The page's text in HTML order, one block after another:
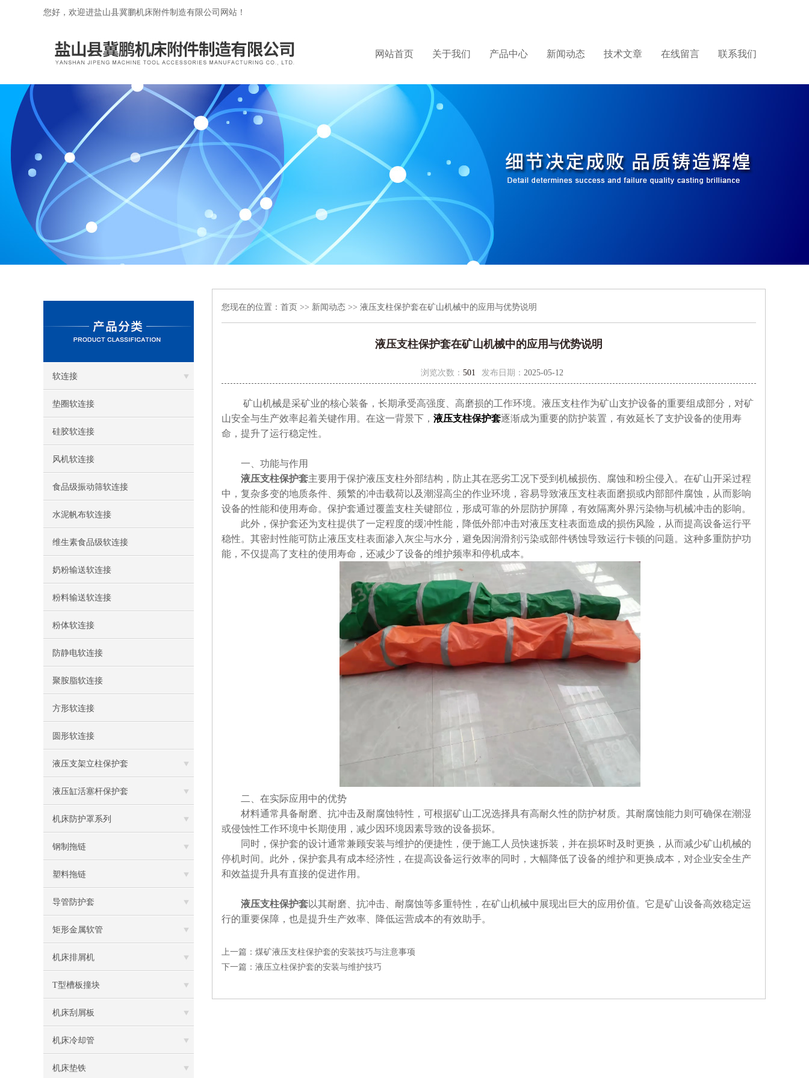
您好，欢迎进盐山县冀鹏机床附件制造有限公司网站！
网站首页 关于我们 产品中心 新闻动态 技术文章 在线留言 联系我们
软连接
垫圈软连接
硅胶软连接
风机软连接
食品级振动筛软连接
水泥帆布软连接
维生素食品级软连接
奶粉输送软连接
粉料输送软连接
粉体软连接
防静电软连接
聚胺脂软连接
方形软连接
圆形软连接
液压支架立柱保护套
液压缸活塞杆保护套
机床防护罩系列
钢制拖链
塑料拖链
导管防护套
矩形金属软管
机床排屑机
T型槽板撞块
机床刮屑板
机床冷却管
机床垫铁
您现在的位置： 首页 >> 新闻动态 >> 液压支柱保护套在矿山机械中的应用与优势说明
液压支柱保护套在矿山机械中的应用与优势说明
浏览次数： 501 发布日期： 2025-05-12
矿山机械是采矿业的核心装备，长期承受高强度、高磨损的工作环境。液压支柱作为矿山支护设备的重要组成部分，对矿
山安全与生产效率起着关键作用。在这一背景下， 液压支柱保护套逐渐成为重要的防护装置，有效延长了支护设备的使用寿
命，提升了运行稳定性。
​​一、功能与作用​​
液压支柱保护套主要用于保护液压支柱外部结构，防止其在恶劣工况下受到机械损伤、腐蚀和粉尘侵入。在矿山开采过程
中，复杂多变的地质条件、频繁的冲击载荷以及潮湿高尘的作业环境，容易导致液压支柱表面磨损或内部部件腐蚀，从而影响
设备的性能和使用寿命。保护套通过覆盖支柱关键部位，形成可靠的外层防护屏障，有效隔离外界污染物与机械冲击的影响。
此外，保护套还为支柱提供了一定程度的缓冲性能，降低外部冲击对液压支柱表面造成的损伤风险，从而提高设备运行平
稳性。其密封性能可防止液压支柱表面渗入灰尘与水分，避免因润滑剂污染或部件锈蚀导致运行卡顿的问题。这种多重防护功
能，不仅提高了支柱的使用寿命，还减少了设备的维护频率和停机成本。
​​二、在实际应用中的优势​​
材料通常具备耐磨、抗冲击及耐腐蚀特性，可根据矿山工况选择具有高耐久性的防护材质。其耐腐蚀能力则可确保在潮湿
或侵蚀性工作环境中长期使用，减少因环境因素导致的设备损坏。
同时，保护套的设计通常兼顾安装与维护的便捷性，便于施工人员快速拆装，并在损坏时及时更换，从而减少矿山机械的
停机时间。此外，保护套具有成本经济性，在提高设备运行效率的同时，大幅降低了设备的维护和更换成本，对企业安全生产
和效益提升具有直接的促进作用。
液压支柱保护套以其耐磨、抗冲击、耐腐蚀等多重特性，在矿山机械中展现出巨大的应用价值。它是矿山设备高效稳定运
行的重要保障，也是提升生产效率、降低运营成本的有效助手。
上一篇： 煤矿液压支柱保护套的安装技巧与注意事项
下一篇： 液压立柱保护套的安装与维护技巧